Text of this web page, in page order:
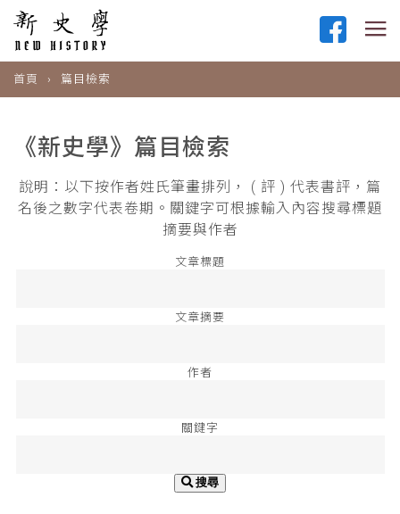
首頁 篇目檢索
《新史學》篇目檢索
說明：以下按作者姓氏筆畫排列， ( 評 ) 代表書評，篇
名後之數字代表卷期。關鍵字可根據輸入內容搜尋標題
摘要與作者
文章標題
文章摘要
作者
關鍵字
搜尋